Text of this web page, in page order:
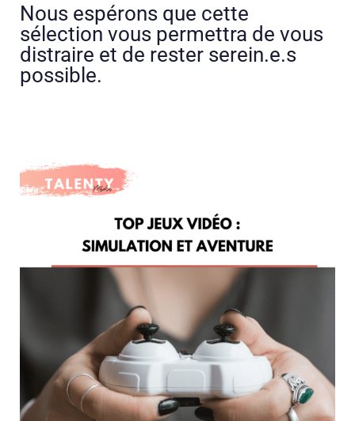
Nous espérons que cette
sélection vous permettra de vous
distraire et de rester serein.e.s
possible.